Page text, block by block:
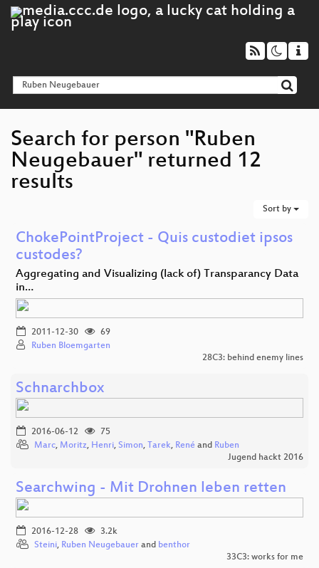
Search for person "Ruben
Neugebauer" returned 12
results
Sort by
ChokePointProject - Quis custodiet ipsos
custodes?
Aggregating and Visualizing (lack of) Transparancy Data
in…
2011-12-30
69
Ruben Bloemgarten
28C3: behind enemy lines
Schnarchbox
2016-06-12
75
Marc, Moritz, Henri, Simon, Tarek, René and Ruben
Jugend hackt 2016
Searchwing - Mit Drohnen leben retten
2016-12-28
3.2k
Steini, Ruben Neugebauer and benthor
33C3: works for me